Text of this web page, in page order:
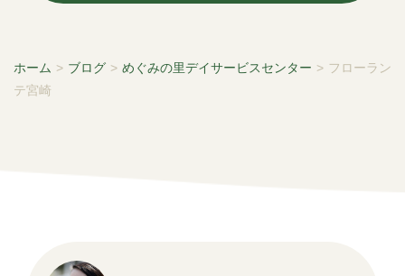
ホーム > ブログ > めぐみの里デイサービスセンター > フローラン
テ宮崎